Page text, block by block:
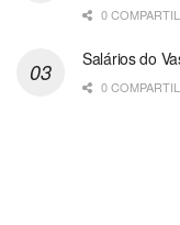
0
Salários do
0